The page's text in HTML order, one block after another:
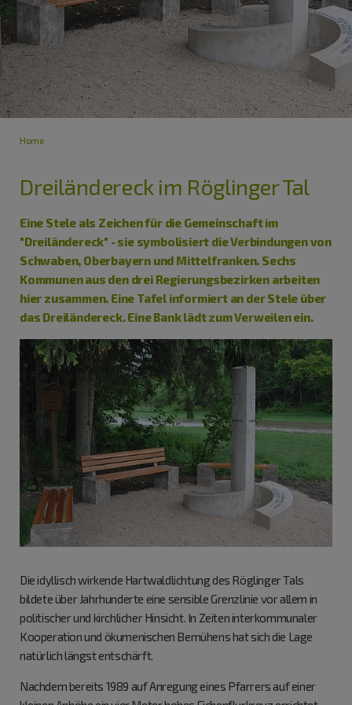
Home
Dreiländereck im Röglinger Tal
Eine Stele als Zeichen für die Gemeinschaft im
"Dreiländereck" - sie symbolisiert die Verbindungen von
Schwaben, Oberbayern und Mittelfranken. Sechs
Kommunen aus den drei Regierungsbezirken arbeiten
hier zusammen. Eine Tafel informiert an der Stele über
das Dreiländereck. Eine Bank lädt zum Verweilen ein.
Die idyllisch wirkende Hartwaldlichtung des Röglinger Tals
bildete über Jahrhunderte eine sensible Grenzlinie vor allem in
politischer und kirchlicher Hinsicht. In Zeiten interkommunaler
Kooperation und ökumenischen Bemühens hat sich die Lage
natürlich längst entschärft.
Nachdem bereits 1989 auf Anregung eines Pfarrers auf einer